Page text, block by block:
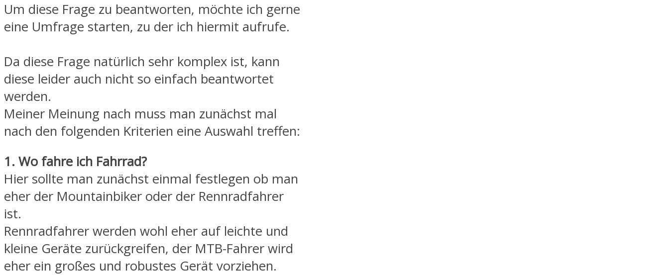
Um diese Frage zu beantworten, möchte ich gerne
eine Umfrage starten, zu der ich hiermit aufrufe.
Da diese Frage natürlich sehr komplex ist, kann
diese leider auch nicht so einfach beantwortet
werden.
Meiner Meinung nach muss man zunächst mal
nach den folgenden Kriterien eine Auswahl treffen:
1. Wo fahre ich Fahrrad?
Hier sollte man zunächst einmal festlegen ob man
eher der Mountainbiker oder der Rennradfahrer
ist.
Rennradfahrer werden wohl eher auf leichte und
kleine Geräte zurückgreifen, der MTB-Fahrer wird
eher ein großes und robustes Gerät vorziehen.